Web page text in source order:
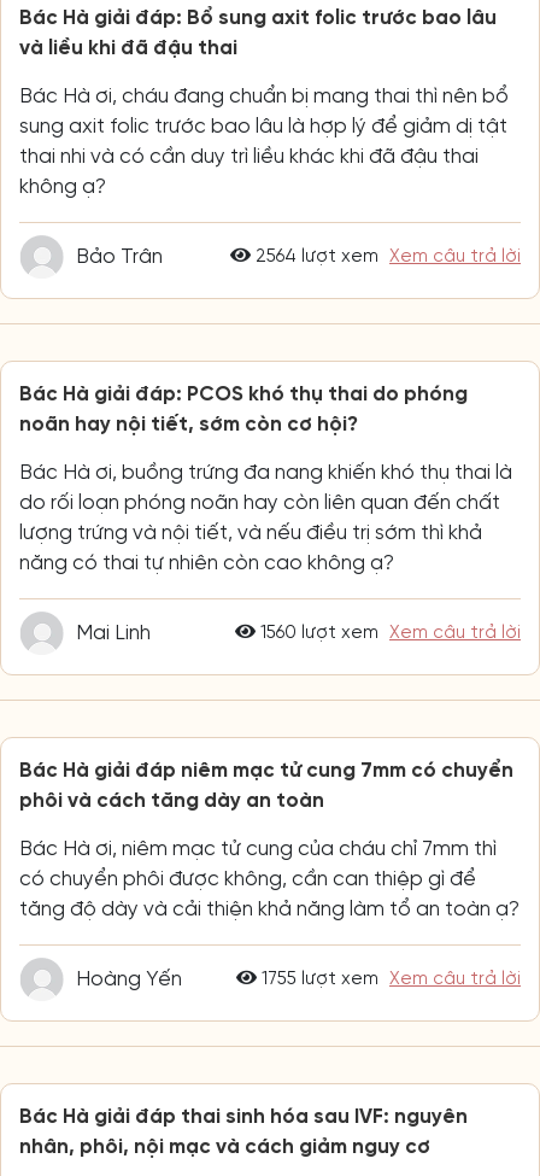
Bác Hà giải đáp: Bổ sung axit folic trước bao lâu
và liều khi đã đậu thai
Bác Hà ơi, cháu đang chuẩn bị mang thai thì nên bổ
sung axit folic trước bao lâu là hợp lý để giảm dị tật
thai nhi và có cần duy trì liều khác khi đã đậu thai
không ạ?
Bảo Trân 2564 lượt xem Xem câu trả lời
Bác Hà giải đáp: PCOS khó thụ thai do phóng
noãn hay nội tiết, sớm còn cơ hội?
Bác Hà ơi, buồng trứng đa nang khiến khó thụ thai là
do rối loạn phóng noãn hay còn liên quan đến chất
lượng trứng và nội tiết, và nếu điều trị sớm thì khả
năng có thai tự nhiên còn cao không ạ?
Mai Linh 1560 lượt xem Xem câu trả lời
Bác Hà giải đáp niêm mạc tử cung 7mm có chuyển
phôi và cách tăng dày an toàn
Bác Hà ơi, niêm mạc tử cung của cháu chỉ 7mm thì
có chuyển phôi được không, cần can thiệp gì để
tăng độ dày và cải thiện khả năng làm tổ an toàn ạ?
Hoàng Yến 1755 lượt xem Xem câu trả lời
Bác Hà giải đáp thai sinh hóa sau IVF: nguyên
nhân, phôi, nội mạc và cách giảm nguy cơ